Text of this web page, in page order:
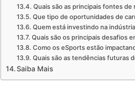
Quais são as principais fontes de
Que tipo de oportunidades de
Quem está investindo na
Quais são os principais desafios
Como os eSports estão
Quais são as tendências futuras
Saiba Mais